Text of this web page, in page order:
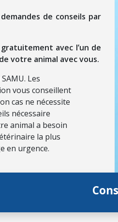
de conseils par
avec l’un de
votre animal avec vous.
Les
vous conseillent
cas ne nécessite
nécessaire
animal a besoin
la plus
en urgence.